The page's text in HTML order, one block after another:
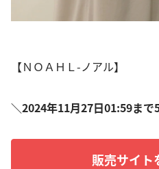
【ＮＯＡＨＬ-ノアル】
＼2024年11月27日01:59まで
販売サイト